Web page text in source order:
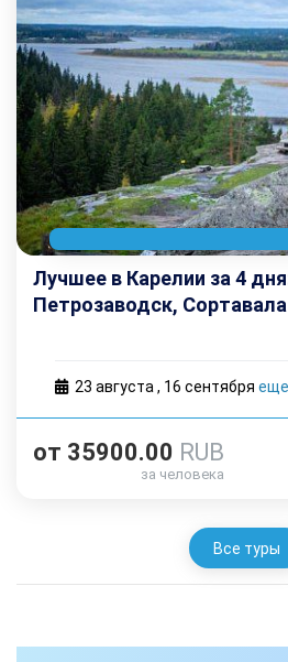
Лучшее в Карелии за 4
Петрозаводск,
23 августа, 16 cентября
от 35900.00 RUB
за человека
Все туры